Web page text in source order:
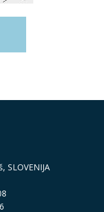
SLOVENIJA